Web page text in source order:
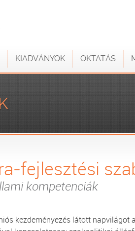
KIADVÁNYOK OKTATÁS
fejlesztési
kompetenciák
kezdeményezés látott napvilágot